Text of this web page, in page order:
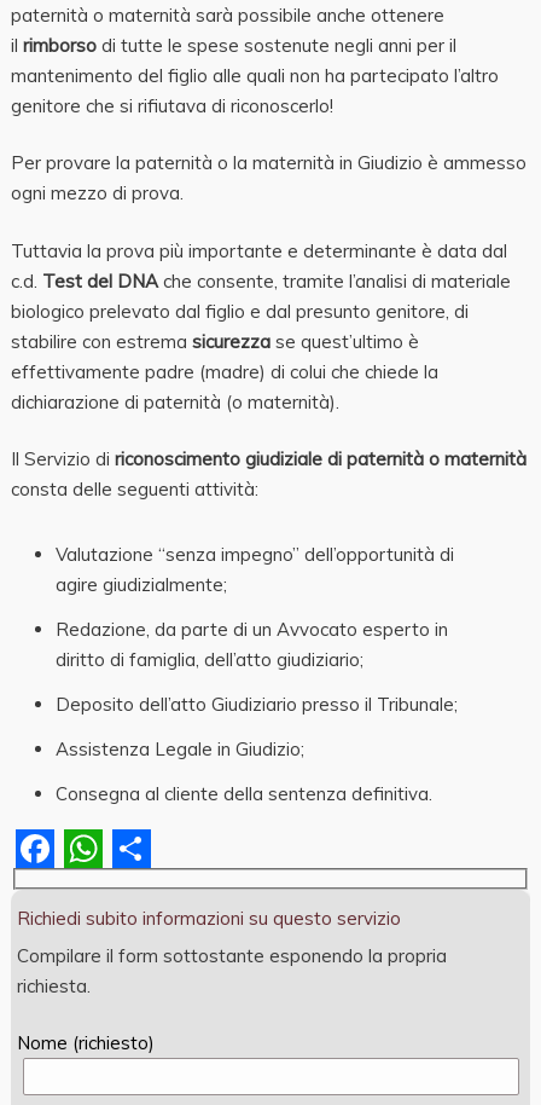
paternità o maternità sarà possibile anche ottenere
il rimborsodi tutte le spese sostenute negli anni per il
mantenimento del figlio alle quali non ha partecipato l’altro
genitore che si rifiutava di riconoscerlo!
Per provare la paternità o la maternità in Giudizio è ammesso
ogni mezzo di prova.
Tuttavia la prova più importante e determinante è data dal
c.d. Test del DNAche consente, tramite l’analisi di materiale
biologico prelevato dal figlio e dal presunto genitore, di
stabilire con estrema sicurezzase quest’ultimo è
effettivamente padre (madre) di colui che chiede la
dichiarazione di paternità (o maternità).
Il Servizio di riconoscimento giudiziale di paternità o maternità
consta delle seguenti attività:
Valutazione “senza impegno” dell’opportunità di
agire giudizialmente;
Redazione, da parte di un Avvocato esperto in
diritto di famiglia, dell’atto giudiziario;
Deposito dell’atto Giudiziario presso il Tribunale;
Assistenza Legale in Giudizio;
Consegna al cliente della sentenza definitiva.
Facebook
WhatsApp
Share
Richiedi subito informazioni su questo servizio
Compilare il form sottostante esponendo la propria
richiesta.
Nome (richiesto)